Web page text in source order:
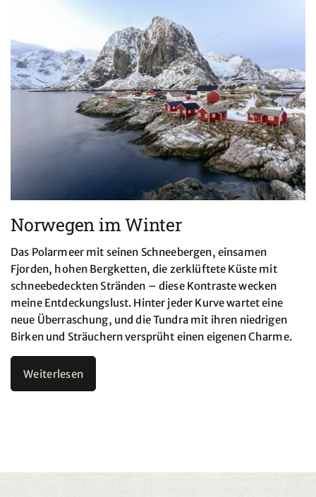
Norwegen im Winter
Das Polarmeer mit seinen Schneebergen, einsamen
Fjorden, hohen Bergketten, die zerklüftete Küste mit
schneebedeckten Stränden – diese Kontraste wecken
meine Entdeckungslust. Hinter jeder Kurve wartet eine
neue Überraschung, und die Tundra mit ihren niedrigen
Birken und Sträuchern versprüht einen eigenen Charme.
Weiterlesen